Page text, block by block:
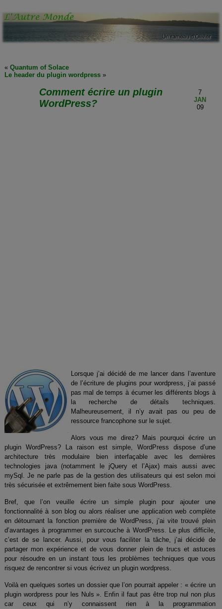
« Quantum of Solace
Le header du plugin wordpress»
7
JAN
09
Comment écrire un plugin
WordPress?
Lorsque j’ai décidé de me lancer dans l’aventure
de l’écriture de plugins pour wordpress, j’ai passé
pas mal de temps à écumer les différents blogs à
la recherche de détails techniques.
Malheureusement, il n’y avait pas ou peu de
ressource francophone sur le sujet.
Alors vous me direz? Mais pourquoi écrire un
plugin WordPress? La raison est simple, WordPress dispose d’une
architecture très modulaire bien interfaçable avec les dernières
technologies java (notamment le jQuery et l’Ajax) mais aussi avec
mySql. Je ne parle pas de la gestion des utilisateurs qui est selon moi
très sécurisée et extrêmement bien faite sous WordPress.
Bref, que l’on veuille écrire un simple plugin pour ajouter une
fonctionnalité à son blog ou alors réaliser une application web complète
en détournant la fonction première de WordPress, j’ai vite trouvé plein
d’avantages à programmer en surcouche à WordPress. Le plus difficile,
c’est de se lancer. Aussi, pour vous faciliter la tâche, j’ai décidé de
partager mon expérience et de vous donner plein de trucs et astuces
pour résoudre en un instant tous les problèmes techniques que vous
risquez de rencontrer si vous écrivez un plugin wordpress.
Voilà en quelques sortes un dossier que l’on pourrait appeler : « écrire un
plugin wordpress pour les Nuls ». Enfin il faut pas être trop nul non plus
car ceux qui n’y connaissent rien à la programmation